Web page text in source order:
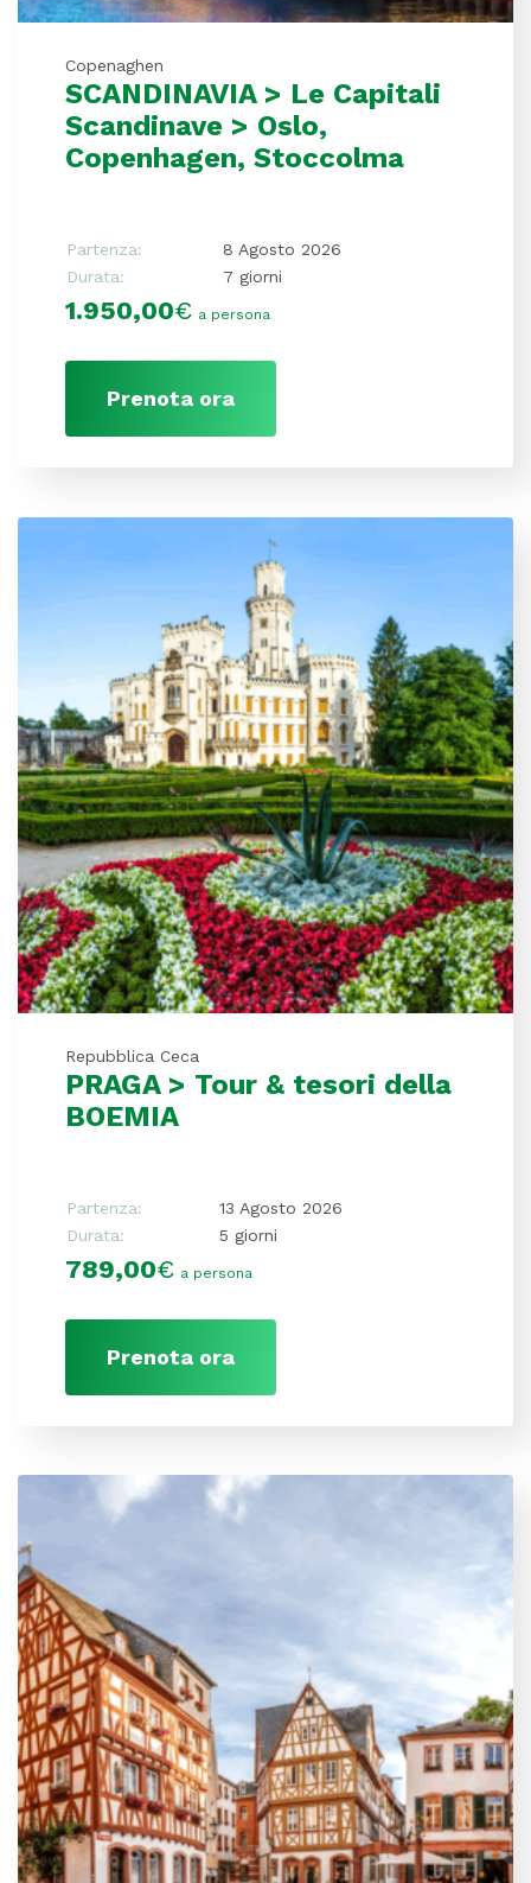
Copenaghen
SCANDINAVIA > Le Capitali
Scandinave > Oslo,
Copenhagen, Stoccolma
Partenza:
8 Agosto 2026
Durata:
7 giorni
1.950,00€ a persona
Prenota ora
Repubblica Ceca
PRAGA > Tour & tesori della
BOEMIA
Partenza:
13 Agosto 2026
Durata:
5 giorni
789,00€ a persona
Prenota ora